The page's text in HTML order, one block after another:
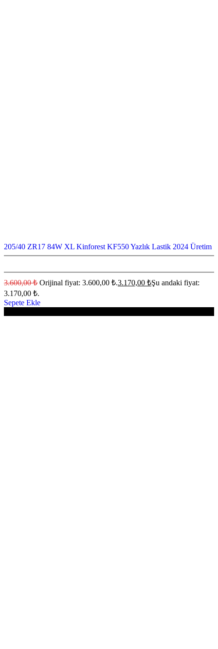
205/40 ZR17 84W XL Kinforest KF550 Yazlık Lastik 2024 Üretim
3.600,00₺ Orijinal fiyat: 3.600,00 ₺.3.170,00 ₺Şu andaki fiyat:
3.170,00 ₺.
Sepete Ekle